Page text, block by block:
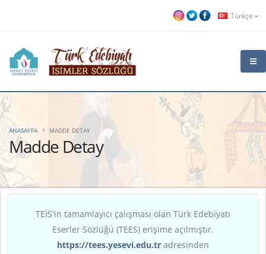
Türkçe
Madde Detay
ANASAYFA MADDE DETAY
TEİS'in tamamlayıcı çalışması olan Türk Edebiyatı
Eserler Sözlüğü (TEES) erişime açılmıştır.
https://tees.yesevi.edu.tr adresinden